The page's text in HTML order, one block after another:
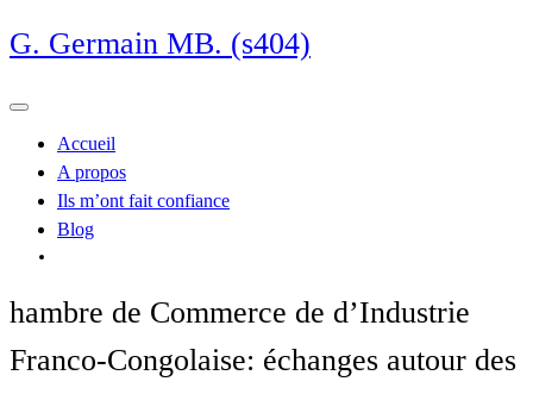
Skip
to
G. Germain MB. (s404)
Accueil
A propos
Ils m’ont fait confiance
Blog
hambre de Commerce de d’Industrie
Franco-Congolaise: échanges autour des